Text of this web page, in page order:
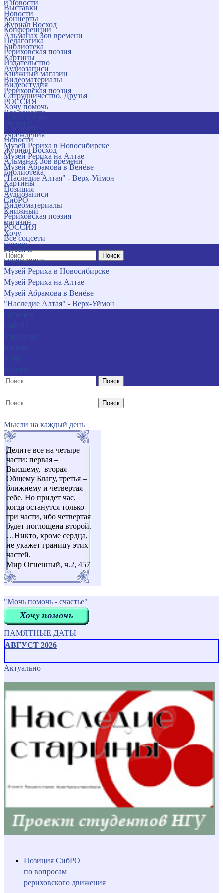
и новости
Новости
Журнал Восход
Альманах Зов времени
Библиотека
Картины
Аудиозаписи
Видеоматериалы
Рериховская поэзия
РОССИЯ
Все соцсети
учреждения
Музей Рериха в Новосибирске
Музей Рериха на Алтае
Музей Абрамова в Венёве
"Наследие Алтая" - Верх-Уймон
Позиция
СибРО
Книжный
магазин
Хочу
помочь
Поиск
Выставки
Концерты
Конференции
Педагогика
Рериховская поэзия
Издательство
Книжный магазин
Видеостудия
Сотрудничество. Друзья
Хочу помочь
Новости
Журнал Восход
Альманах Зов времени
Библиотека
Картины
Аудиозаписи
Видеоматериалы
Рериховская поэзия
РОССИЯ
Все соцсети
Музеи и
учреждения
Музей Рериха в Новосибирске
Музей Рериха на Алтае
Музей Абрамова в Венёве
"Наследие Алтая" - Верх-Уймон
Поиск
Поиск
Мысли на каждый день
Делите все на четыре
части: первая –
Высшему, вторая –
Общему Благу, третья –
ближнему и четвертая –
себе. Но придет час,
когда останутся только
три части, ибо четвертая
будет поглощена второй.
…Никто, кроме сердца,
не укажет границу этих
частей.
Мир Огненный, ч.2, 457
"Мочь помочь - счастье"
ПАМЯТНЫЕ ДАТЫ
АВГУСТ 2026
Актуально
Позиция СибРО
по вопросам
рериховского движения